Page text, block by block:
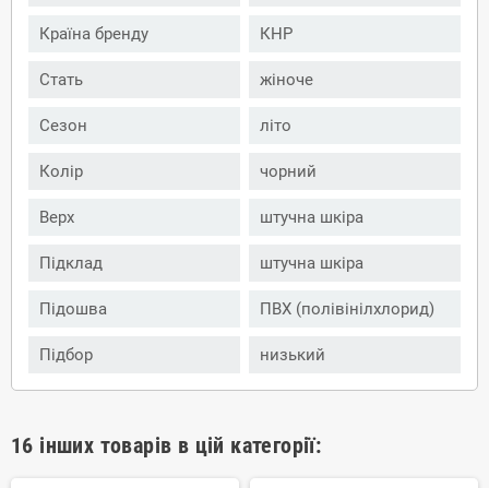
Країна бренду КНР
Стать жіноче
Сезон літо
Колір чорний
Верх штучна шкіра
Підклад штучна шкіра
Підошва ПВХ (полівінілхлорид)
Підбор низький
16 інших товарів в цій категорії: